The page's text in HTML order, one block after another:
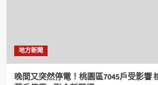
地方新聞
晚間又突然停電！桃園區7045戶受影響